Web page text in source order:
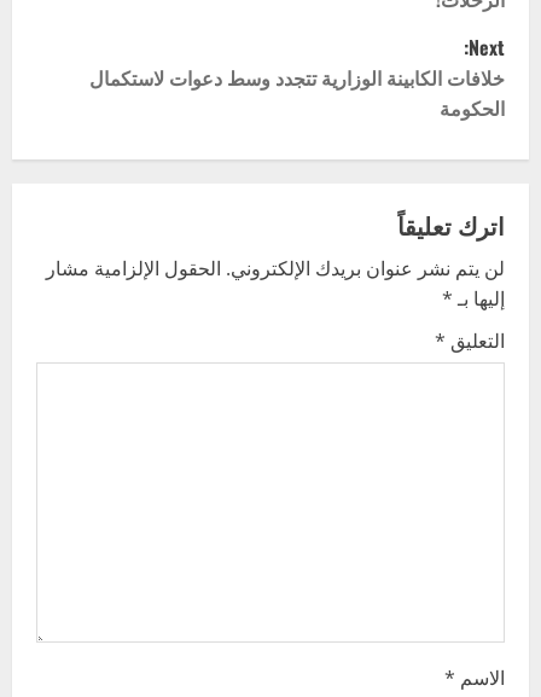
s
t
n
v
i
g
Next:
خلافات الكابينة الوزارية تتجدد وسط دعوات لاستكمال
الحكومة
اترك تعليقاً
لن يتم نشر عنوان بريدك الإلكتروني. الحقول الإلزامية مشار
إليها بـ*
التعليق *
الاسم *